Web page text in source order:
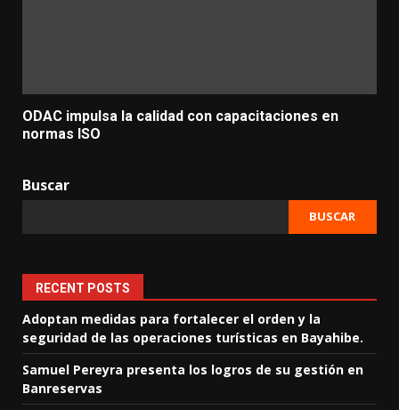
ODAC impulsa la calidad con capacitaciones en
normas ISO
Buscar
BUSCAR
RECENT POSTS
Adoptan medidas para fortalecer el orden y la
seguridad de las operaciones turísticas en Bayahibe.
Samuel Pereyra presenta los logros de su gestión en
Banreservas